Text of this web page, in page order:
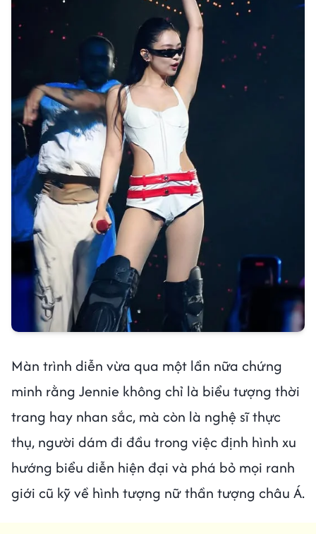
Màn trình diễn vừa qua một lần nữa chứng
minh rằng Jennie không chỉ là biểu tượng thời
trang hay nhan sắc, mà còn là nghệ sĩ thực
thụ, người dám đi đầu trong việc định hình xu
hướng biểu diễn hiện đại và phá bỏ mọi ranh
giới cũ kỹ về hình tượng nữ thần tượng châu Á.